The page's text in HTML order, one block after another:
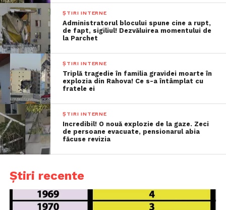
ȘTIRI INTERNE
Administratorul blocului spune cine a rupt,
de fapt, sigiliul! Dezvăluirea momentului de
la Parchet
ȘTIRI INTERNE
Triplă tragedie în familia gravidei moarte în
explozia din Rahova! Ce s-a întâmplat cu
fratele ei
ȘTIRI INTERNE
Incredibil! O nouă explozie de la gaze. Zeci
de persoane evacuate, pensionarul abia
făcuse revizia
Știri recente